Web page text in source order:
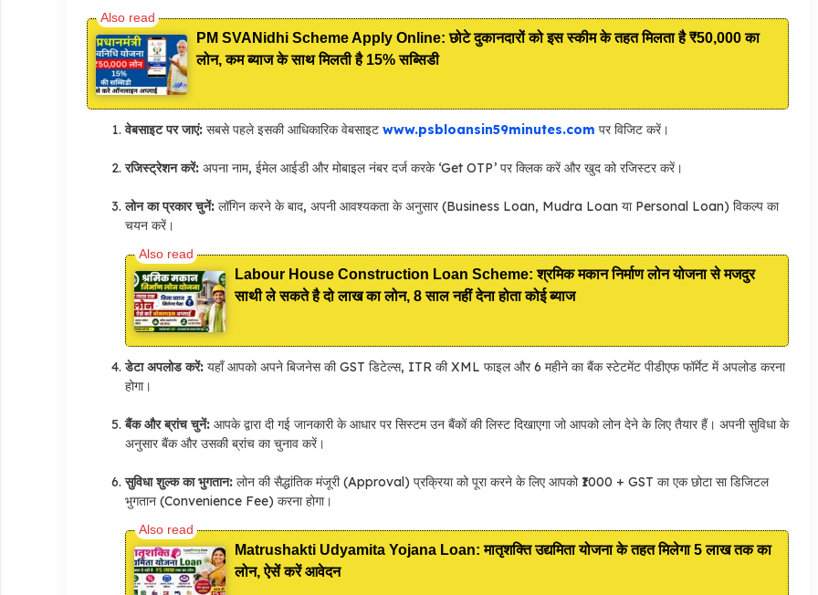
PM SVANidhi Scheme Apply Online: छोटे दुकानदारों को इस स्कीम के तहत मिलता है ₹50,000 का
लोन, कम ब्याज के साथ मिलती है 15% सब्सिडी
वेबसाइट पर जाएं: सबसे पहले इसकी आधिकारिक वेबसाइट www.psbloansin59minutes.com पर विजिट करें।
रजिस्ट्रेशन करें: अपना नाम, ईमेल आईडी और मोबाइल नंबर दर्ज करके ‘Get OTP’ पर क्लिक करें और खुद को रजिस्टर करें।
लोन का प्रकार चुनें: लॉगिन करने के बाद, अपनी आवश्यकता के अनुसार (Business Loan, Mudra Loan या Personal Loan) विकल्प का
चयन करें।
Labour House Construction Loan Scheme: श्रमिक मकान निर्माण लोन योजना से मजदुर
साथी ले सकते है दो लाख का लोन, 8 साल नहीं देना होता कोई ब्याज
डेटा अपलोड करें: यहाँ आपको अपने बिजनेस की GST डिटेल्स, ITR की XML फाइल और 6 महीने का बैंक स्टेटमेंट पीडीएफ फॉर्मेट में अपलोड करना
होगा।
बैंक और ब्रांच चुनें: आपके द्वारा दी गई जानकारी के आधार पर सिस्टम उन बैंकों की लिस्ट दिखाएगा जो आपको लोन देने के लिए तैयार हैं। अपनी सुविधा के
अनुसार बैंक और उसकी ब्रांच का चुनाव करें।
सुविधा शुल्क का भुगतान: लोन की सैद्धांतिक मंजूरी (Approval) प्रक्रिया को पूरा करने के लिए आपको ₹1000 + GST का एक छोटा सा डिजिटल
भुगतान (Convenience Fee) करना होगा।
Matrushakti Udyamita Yojana Loan: मातृशक्ति उद्यमिता योजना के तहत मिलेगा 5 लाख तक का
लोन, ऐसें करें आवेदन